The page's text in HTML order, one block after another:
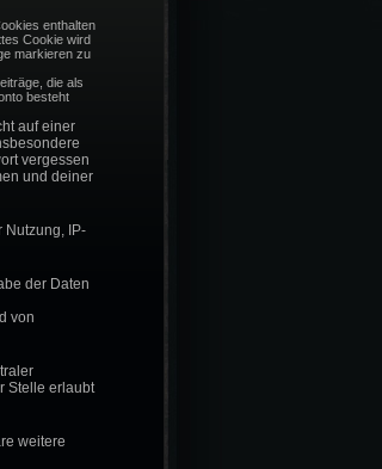
enthalten
Cookie wird
markieren zu
die als
besteht
auf einer
vergessen
und deiner
Nutzung, IP-
der Daten
von
Stelle erlaubt
weitere